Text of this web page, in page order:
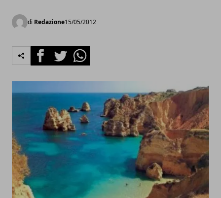
di Redazione15/05/2012
FacebookTwitterWhatsapp